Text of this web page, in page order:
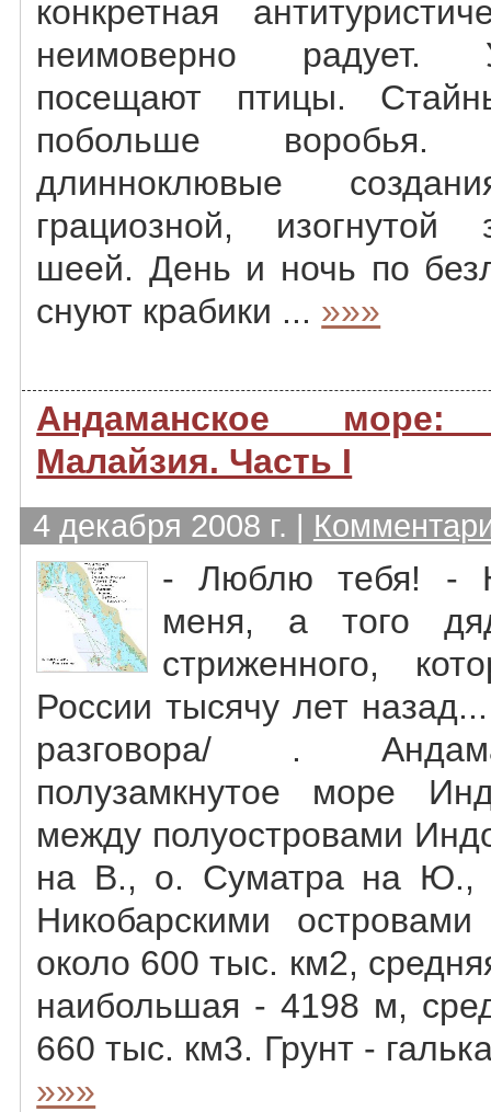
конкретная
неимоверно радует.
посещают птицы.
побольше
длинноклювые
грациозной, изогнутой
шеей. День и ночь по
снуют крабики ... »»»
Андаманское
Малайзия. Часть I
4 декабря 2008 г. |
- Люблю тебя! -
меня, а того
стриженного,
России тысячу лет
разговора/ .
полузамкнутое море
между полуостровами
на В., о. Суматра на Ю.,
Никобарскими
около 600 тыс. км2,
наибольшая - 4198 м,
660 тыс. км3. Грунт -
»»»